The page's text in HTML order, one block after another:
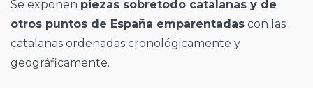
Se exponen piezas sobretodo catalanas y de
otros puntos de España emparentadas con las
catalanas ordenadas cronológicamente y
geográficamente.